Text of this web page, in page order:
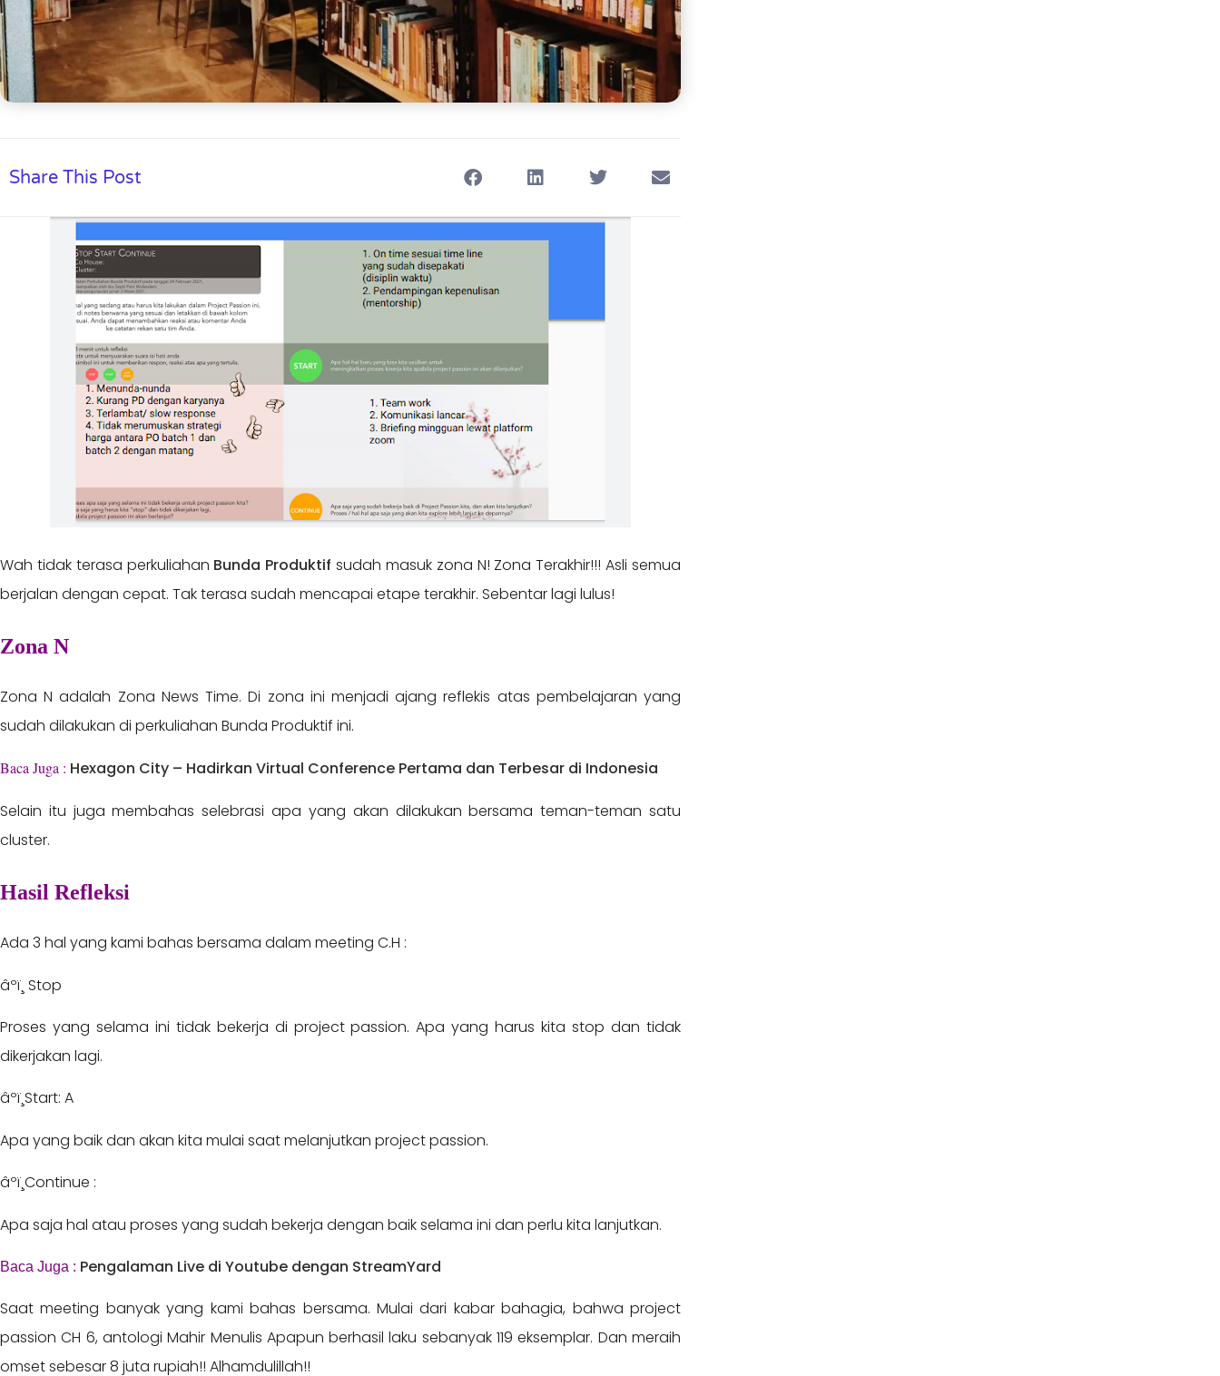
Share This Post
Wah tidak terasa perkuliahan Bunda Produktif sudah masuk zona N! Zona Terakhir!!! Asli semua
berjalan dengan cepat. Tak terasa sudah mencapai etape terakhir. Sebentar lagi lulus!
Zona N
Zona N adalah Zona News Time. Di zona ini menjadi ajang reflekis atas pembelajaran yang
sudah dilakukan di perkuliahan Bunda Produktif ini.
Baca Juga : Hexagon City – Hadirkan Virtual Conference Pertama dan Terbesar di Indonesia
Selain itu juga membahas selebrasi apa yang akan dilakukan bersama teman-teman satu
cluster.
Hasil Refleksi
Ada 3 hal yang kami bahas bersama dalam meeting C.H :
âºï¸ Stop
Proses yang selama ini tidak bekerja di project passion. Apa yang harus kita stop dan tidak
dikerjakan lagi.
âºï¸Start: A
Apa yang baik dan akan kita mulai saat melanjutkan project passion.
âºï¸Continue :
Apa saja hal atau proses yang sudah bekerja dengan baik selama ini dan perlu kita lanjutkan.
Baca Juga : Pengalaman Live di Youtube dengan StreamYard
Saat meeting banyak yang kami bahas bersama. Mulai dari kabar bahagia, bahwa project
passion CH 6, antologi Mahir Menulis Apapun berhasil laku sebanyak 119 eksemplar. Dan meraih
omset sebesar 8 juta rupiah!! Alhamdulillah!!